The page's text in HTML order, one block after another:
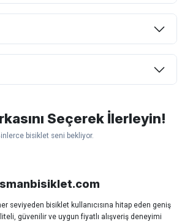
ama
Seçerek İlerleyin!
bisiklet seni bekliyor.
seviyeden bisiklet kullanıcısına hitap eden geniş
güvenilir ve uygun fiyatlı alışveriş deneyimi